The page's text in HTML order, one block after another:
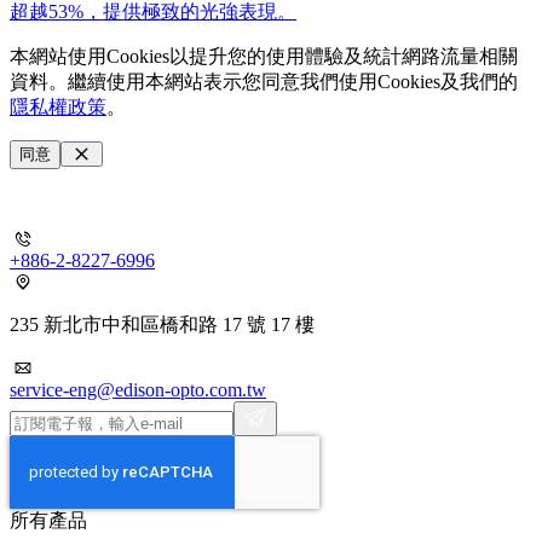
超越53%，提供極致的光強表現。
本網站使用Cookies以提升您的使用體驗及統計網路流量相關
資料。繼續使用本網站表示您同意我們使用Cookies及我們的
隱私權政策。
同意
+886-2-8227-6996
235 新北市中和區橋和路 17 號 17 樓
service-eng@edison-opto.com.tw
所有產品